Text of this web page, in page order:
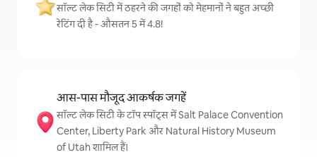
सॉल्ट लेक सिटी में ठहरने की जगहों को मेहमानों ने बहुत अच्छी
रेटिंग दी है - औसतन 5 में 4.8!
आस-पास मौजूद आकर्षक जगहें
सॉल्ट लेक सिटी के टॉप स्पॉट्स में Salt Palace Convention
Center, Liberty Park और Natural History Museum
of Utah शामिल हैं।